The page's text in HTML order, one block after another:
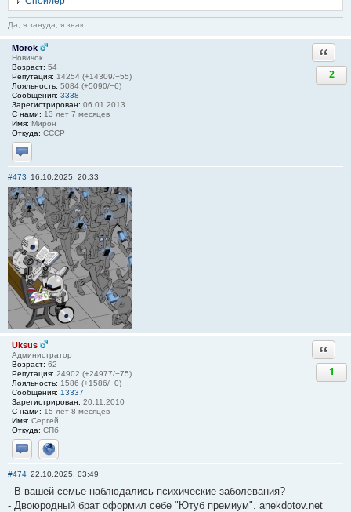
Да, я зануда, я знаю...
Morok
Новичок
Возраст: 54
Репутация: 14254 (+14309/−55)
Лояльность: 5084 (+5090/−6)
Сообщения: 3338
Зарегистрирован: 06.01.2013
С нами: 13 лет 7 месяцев
Имя: Мирон
Откуда: СССР
Отправить личное сообщение
2
#473 16.10.2025, 20:33
Uksus
Администратор
Возраст: 62
Репутация: 24902 (+24977/−75)
Лояльность: 1586 (+1586/−0)
Сообщения: 13337
Зарегистрирован: 20.11.2010
С нами: 15 лет 8 месяцев
Имя: Сергей
Откуда: СПб
Отправить личное сообщение
Сайт
1
#474 22.10.2025, 03:49
- В вашей семье наблюдались психические заболевания?
- Двоюродный брат оформил себе "Ютуб премиум". anekdotov.net